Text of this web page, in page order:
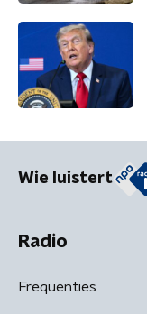
Wie luistert
Radio
Frequenties